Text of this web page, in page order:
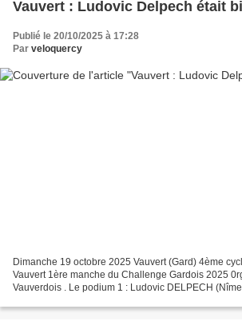
Vauvert : Ludovic Delpech était
Publié le 20/10/2025 à 17:28
Par veloquercy
Dimanche 19 octobre 2025 Vauvert (Gard) 4ème
Vauvert 1ère manche du Challenge Gardois 2025
Vauverdois . Le podium 1 : Ludovic DELPECH